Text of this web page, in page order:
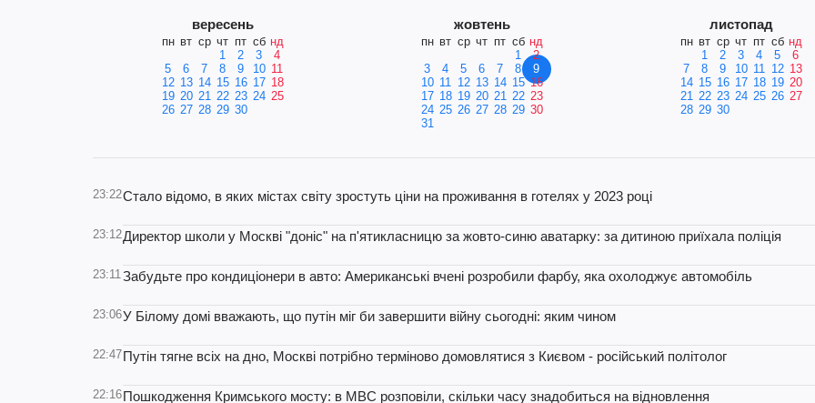
вересень
пн вт ср чт пт сб нд
1
2 3
4
5
6 7 8 9 10 11
12 13 14 15 16 17 18
19 20 21 22 23 24 25
26 27 28 29 30
жовтень
пн вт ср чт пт сб нд
1
2
3
4 5 6 7 8
9
10 11 12 13 14 15 16
17 18 19 20 21 22 23
24 25 26 27 28 29 30
31
листопад
пн вт ср чт пт сб нд
1
2 3 4 5
6
7
8 9 10 11 12 13
14 15 16 17 18 19 20
21 22 23 24 25 26 27
28 29 30
23:22Стало відомо, в яких містах світу зростуть ціни на проживання в готелях у 2023 році
23:12Директор школи у Москві "доніс" на п'ятикласницю за жовто-синю аватарку: за дитиною приїхала поліція
23:11Забудьте про кондиціонери в авто: Американські вчені розробили фарбу, яка охолоджує автомобіль
23:06У Білому домі вважають, що путін міг би завершити війну сьогодні: яким чином
22:47Путін тягне всіх на дно, Москві потрібно терміново домовлятися з Києвом - російський політолог
22:16Пошкодження Кримського мосту: в МВС розповіли, скільки часу знадобиться на відновлення